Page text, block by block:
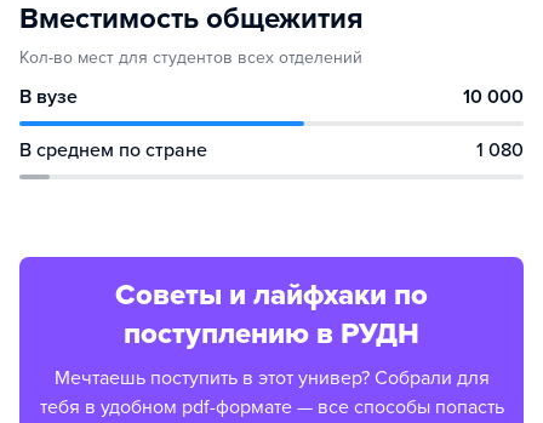
Вместимость общежития
Кол-во мест для студентов всех отделений
В вузе 10 000
В среднем по стране 1 080
Советы и лайфхаки по
поступлению в РУДН
Мечтаешь поступить в этот универ? Собрали для
тебя в удобном pdf-формате — все способы попасть